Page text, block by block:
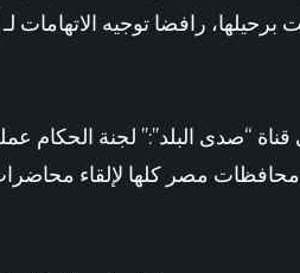
رافضا توجيه الاتهامات لـ
“صدى البلد”:” لجنة الحكام
مصر كلها لإلقاء